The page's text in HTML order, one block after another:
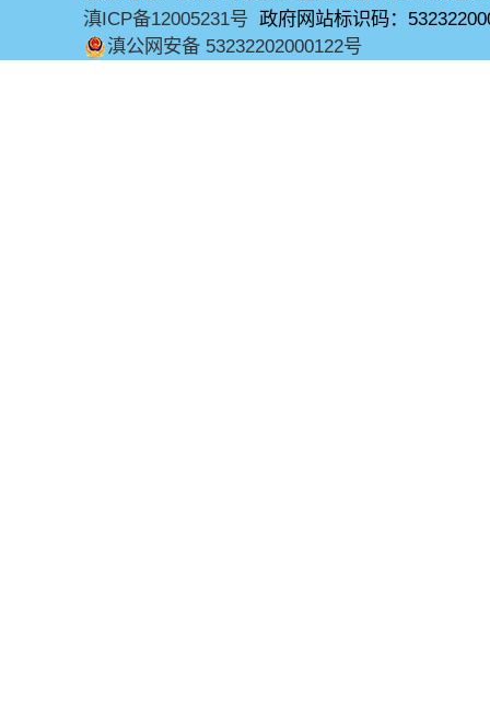
滇ICP备12005231号 政府网站标识码：
滇公网安备 53232202000122号